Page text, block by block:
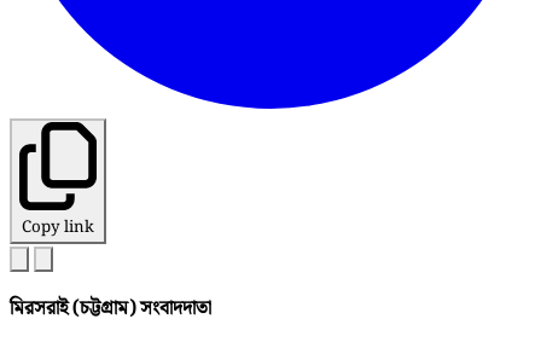
Copy link
মিরসরাই (চট্টগ্রাম) সংবাদদাতা